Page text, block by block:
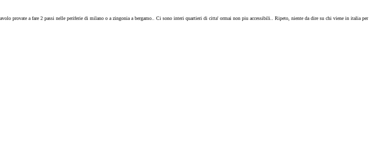
provate a fare 2 passi nelle periferie di milano o a zingonia a bergamo.. Ci sono interi quartieri di citta' ormai non piu accessibili.. Ripeto, niente da dire su chi viene in italia per